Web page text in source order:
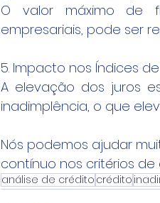
O valor máximo de
empresariais, pode ser
5. Impacto nos Índices
A elevação dos juros
inadimplência, o que
Nós podemos ajudar
contínuo nos critérios de
análise de crédito crédito